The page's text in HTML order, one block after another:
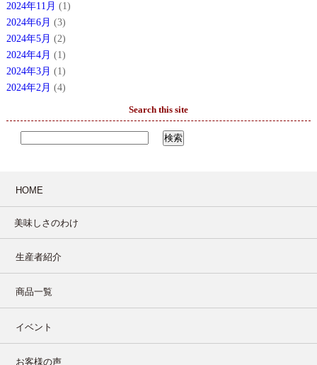
2024年11月 (1)
2024年6月 (3)
2024年5月 (2)
2024年4月 (1)
2024年3月 (1)
2024年2月 (4)
Search this site
HOME
美味しさのわけ
生産者紹介
商品一覧
イベント
お客様の声